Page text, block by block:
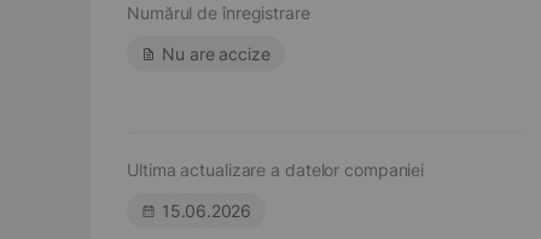
Numărul de înregistrare
Nu are accize
Ultima actualizare a datelor companiei
15.06.2026